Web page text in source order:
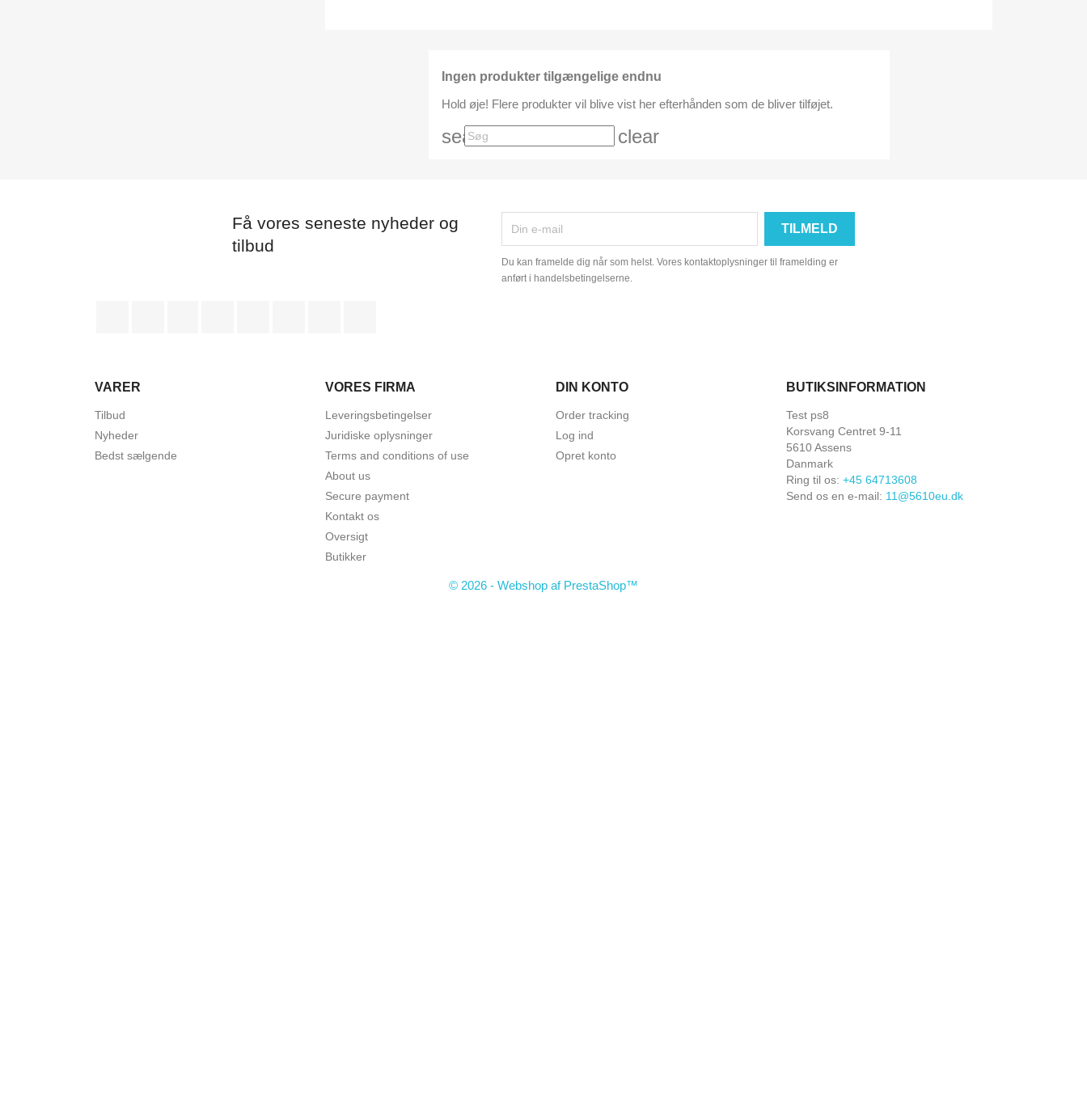
Ingen produkter tilgængelige endnu
Hold øje! Flere produkter vil blive vist her efterhånden som de bliver tilføjet.
search clear
Få vores seneste nyheder og
tilbud
Du kan framelde dig når som helst. Vores kontaktoplysninger til framelding er
anført i handelsbetingelserne.
VARER
Tilbud
Nyheder
Bedst sælgende
VORES FIRMA
Leveringsbetingelser
Juridiske oplysninger
Terms and conditions of use
About us
Secure payment
Kontakt os
Oversigt
Butikker
DIN KONTO
Order tracking
Log ind
Opret konto
BUTIKSINFORMATION
Test ps8
Korsvang Centret 9-11
5610 Assens
Danmark
Ring til os: +45 64713608
Send os en e-mail: 11@5610eu.dk
© 2026 - Webshop af PrestaShop™